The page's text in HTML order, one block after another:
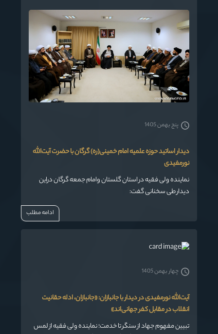
دیدار اساتید حوزه علمیه امام خمینی(ره) گرگان با حضرت آیت‌الله
نورمفیدی
نماینده ولی فقیه در استان گلستان وامام جمعه گرگان دراین
دیدار طی سخنانی گفت:
پنج بهمن 1405
ادامه مطلب
آیت‌الله نورمفیدی در دیدار با جانبازان: «جانبازان، ادله حقانیت
انقلاب در مقابل کفر جهانی‌اند»
تبیین مفهوم جهاد از سنگر تا خدمت؛ نماینده ولی فقیه از لمس
چهار بهمن 1405